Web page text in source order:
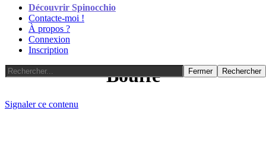
Découvrir Spinocchio
Contacte-moi !
À propos ?
Connexion
Inscription
Fermer Rechercher
Bouffe
Signaler ce contenu